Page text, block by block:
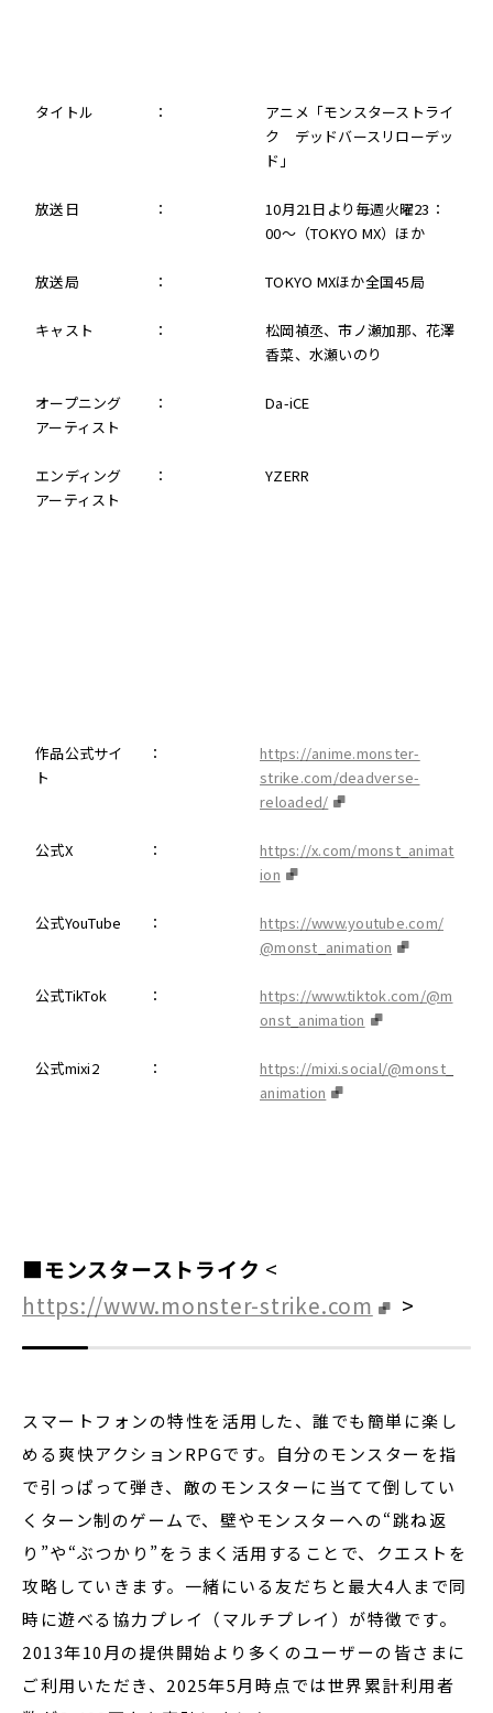
タイトル ：
アニメ「モンスターストライ
ク デッドバースリローデッ
ド」
放送日 ：
10月21日より毎週火曜23：
00～（TOKYO MX）ほか
放送局 ： TOKYO MXほか全国45局
キャスト ：
松岡禎丞、市ノ瀬加那、花澤
香菜、水瀬いのり
オープニング
アーティスト
： Da-iCE
エンディング
アーティスト
： YZERR
作品公式サイ
ト
：
https://anime.monster-
strike.com/deadverse-
reloaded/
公式X ：
https://x.com/monst_animat
ion
公式YouTube ：
https://www.youtube.com/
@monst_animation
公式TikTok ：
https://www.tiktok.com/@m
onst_animation
公式mixi2 ：
https://mixi.social/@monst_
animation
■モンスターストライク <
https://www.monster-strike.com
>
スマートフォンの特性を活用した、誰でも簡単に楽し
める爽快アクションRPGです。自分のモンスターを指
で引っぱって弾き、敵のモンスターに当てて倒してい
くターン制のゲームで、壁やモンスターへの“跳ね返
り”や“ぶつかり”をうまく活用することで、クエストを
攻略していきます。一緒にいる友だちと最大4人まで同
時に遊べる協力プレイ（マルチプレイ）が特徴です。
2013年10月の提供開始より多くのユーザーの皆さまに
ご利用いただき、2025年5月時点では世界累計利用者